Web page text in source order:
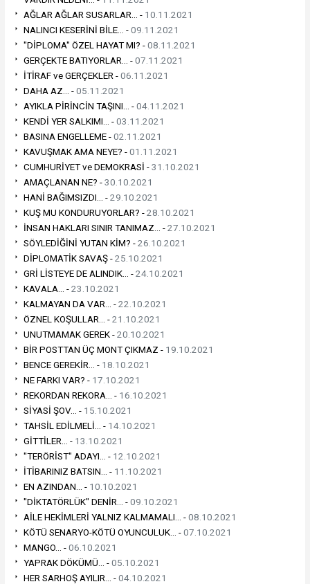
AĞLAR AĞLAR SUSARLAR... - 10.11.2021
NALINCI KESERİNİ BİLE... -09.11.2021
"DİPLOMA" ÖZEL HAYAT MI? -08.11.2021
GERÇEKTE BATIYORLAR... -07.11.2021
İTİRAF ve GERÇEKLER -06.11.2021
DAHA AZ... -05.11.2021
AYIKLA PİRİNCİN TAŞINI... -04.11.2021
KENDİ YER SALKIMI... -03.11.2021
BASINA ENGELLEME -02.11.2021
KAVUŞMAK AMA NEYE? -01.11.2021
CUMHURİYET ve DEMOKRASİ -31.10.2021
AMAÇLANAN NE? -30.10.2021
HANİ BAĞIMSIZDI... -29.10.2021
KUŞ MU KONDURUYORLAR? -28.10.2021
İNSAN HAKLARI SINIR TANIMAZ... -27.10.2021
SÖYLEDİĞİNİ YUTAN KİM? -26.10.2021
DİPLOMATİK SAVAŞ -25.10.2021
GRİ LİSTEYE DE ALINDIK... -24.10.2021
KAVALA... -23.10.2021
KALMAYAN DA VAR... -22.10.2021
ÖZNEL KOŞULLAR... -21.10.2021
UNUTMAMAK GEREK -20.10.2021
BİR POSTTAN ÜÇ MONT ÇIKMAZ - 19.10.2021
BENCE GEREKİR... - 18.10.2021
NE FARKI VAR? - 17.10.2021
REKORDAN REKORA... - 16.10.2021
SİYASİ ŞOV... - 15.10.2021
TAHSİL EDİLMELİ... - 14.10.2021
GİTTİLER... - 13.10.2021
"TERÖRİST" ADAYI... - 12.10.2021
İTİBARINIZ BATSIN... - 11.10.2021
EN AZINDAN... - 10.10.2021
"DİKTATÖRLÜK" DENİR... -09.10.2021
AİLE HEKİMLERİ YALNIZ KALMAMALI... -08.10.2021
KÖTÜ SENARYO-KÖTÜ OYUNCULUK... -07.10.2021
MANGO... -06.10.2021
YAPRAK DÖKÜMÜ... -05.10.2021
HER SARHOŞ AYILIR... -04.10.2021